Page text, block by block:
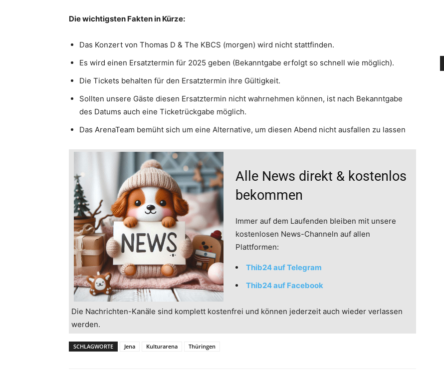
Die wichtigsten Fakten in Kürze:
Das Konzert von Thomas D & The KBCS (morgen) wird nicht stattfinden.
Es wird einen Ersatztermin für 2025 geben (Bekanntgabe erfolgt so schnell wie möglich).
Die Tickets behalten für den Ersatztermin ihre Gültigkeit.
Sollten unsere Gäste diesen Ersatztermin nicht wahrnehmen können, ist nach Bekanntgabe
des Datums auch eine Ticketrückgabe möglich.
Das ArenaTeam bemüht sich um eine Alternative, um diesen Abend nicht ausfallen zu lassen
Alle News direkt & kostenlos
bekommen
Immer auf dem Laufenden bleiben mit unsere
kostenlosen News-Channeln auf allen
Plattformen:
Thib24 auf Telegram
Thib24 auf Facebook
Die Nachrichten-Kanäle sind komplett kostenfrei und können jederzeit auch wieder verlassen
werden.
SCHLAGWORTE Jena Kulturarena Thüringen